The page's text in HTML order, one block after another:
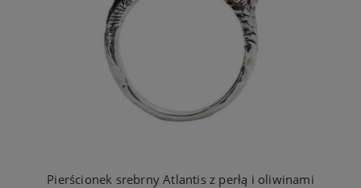
Pierścionek srebrny Atlantis z perłą i oliwinami